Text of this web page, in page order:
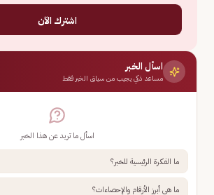
اشترك الآن
اسأل الخبر
مساعد ذكي يجيب من سياق الخبر فقط
اسأل ما تريد عن هذا الخبر
ما الفكرة الرئيسية للخبر؟
ما هي أبرز الأرقام والإحصاءات؟